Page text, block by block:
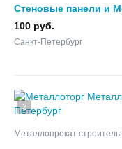
Стеновые панели и
производителя
100 руб.
Санкт-Петербург
3
Металлопрокат